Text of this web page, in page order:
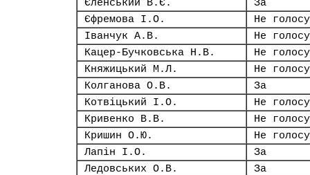
Єленський В.Є.
За
Єфремова І.О.
Не
Іванчук А.В.
Не
Кацер-Бучковська Н.В.
Не
Княжицький М.Л.
Не
Колганова О.В.
За
Котвіцький І.О.
Не
Кривенко В.В.
Не
Кришин О.Ю.
Не
Лапін І.О.
За
Ледовських О.В.
За